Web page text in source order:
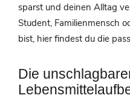
sparst und deinen Alltag
Student, Familienmensch
bist, hier findest du die
Die